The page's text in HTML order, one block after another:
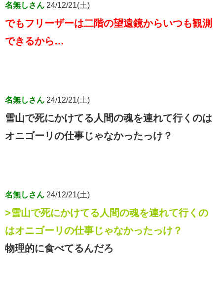
名無しさん 24/12/21(土)
でもフリーザーは二階の望遠鏡からいつも観測
できるから…
名無しさん 24/12/21(土)
雪山で死にかけてる人間の魂を連れて行くのは
オニゴーリの仕事じゃなかったっけ？
名無しさん 24/12/21(土)
>雪山で死にかけてる人間の魂を連れて行くの
はオニゴーリの仕事じゃなかったっけ？
物理的に食べてるんだろ